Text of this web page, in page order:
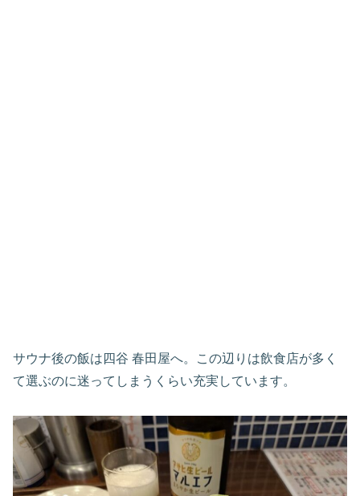
サウナ後の飯は四谷 春田屋へ。この辺りは飲食店が多く
て選ぶのに迷ってしまうくらい充実しています。